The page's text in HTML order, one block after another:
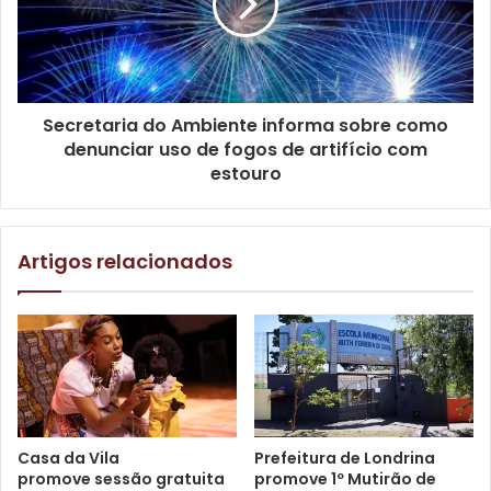
pela cidade.
Segundo a secretária municipal do idoso, Andrea
Ramondini Danelon, o objetivo da ação é trazer o espírito
natalino aos idosos das ILPIs, especialmente, aos que não
têm vínculos familiares. “Com os passeios que realizamos
nas últimas semanas, a SMI já atendeu mais de 80
pessoas. É importante que os idosos possam
Secretaria do Ambiente informa sobre como
denunciar uso de fogos de artifício com
estouro
Artigos relacionados
Casa da Vila
promove sessão gratuita
Prefeitura de Londrina
promove 1º Mutirão de